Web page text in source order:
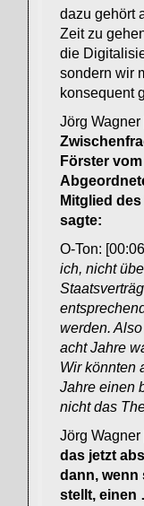
dazu gehört
Zeit zu
die
sondern wir
konsequent
Jörg Wagner
Förster
Mitglied
sagte:
O-Ton:
ich, nicht
werden.
acht Jahre
Wir könnten
Jahre einen
nicht das
Jörg Wagner
das jetzt
dann, wenn
stellt, einen